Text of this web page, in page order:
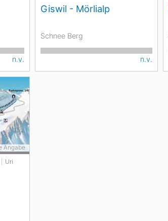
n.v.
Giswil - Mörlialp
Schnee Berg
n.v.
Uri
Angabe